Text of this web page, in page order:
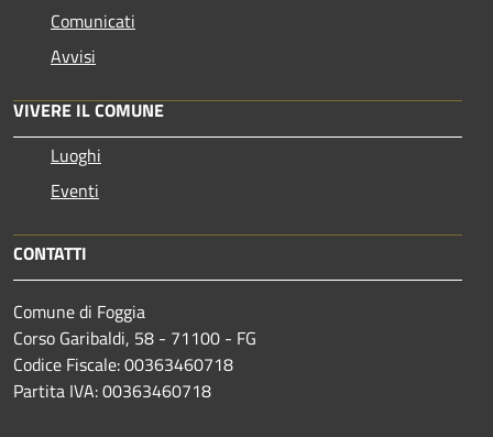
Comunicati
Avvisi
VIVERE IL COMUNE
Luoghi
Eventi
CONTATTI
Comune di Foggia
Corso Garibaldi, 58 - 71100 - FG
Codice Fiscale: 00363460718
Partita IVA: 00363460718